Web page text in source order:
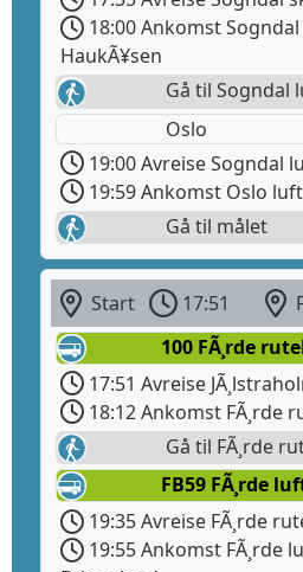
18:00 Ankomst
HaukÃ¥sen
Gå til Sogndal
Oslo
19:00 Avreise Sogndal
19:59 Ankomst Oslo
Gå til målet
Start 17:51
100 FÃ¸rde
17:51 Avreise
18:12 Ankomst FÃ¸rde
Gå til FÃ¸rde
FB59 FÃ¸rde
19:35 Avreise FÃ¸rde
19:55 Ankomst FÃ¸rde